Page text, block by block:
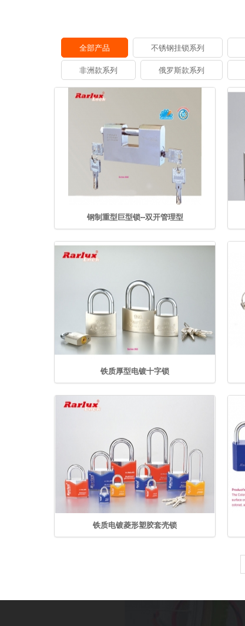
全部产品 不锈钢挂锁系列
非洲款系列
俄罗斯款系列
钢制重型巨型锁--双开管理型
铁质厚型电镀十字锁
铁质电镀菱形塑胶套壳锁